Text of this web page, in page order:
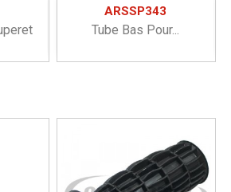
ARSSP343
Tube Bas Pour...